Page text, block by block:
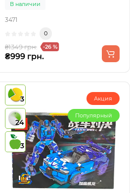
В наличии
3471
0
₴1349 грн. -26 %
₴999 грн.
3
24
3
Акция
Популярный